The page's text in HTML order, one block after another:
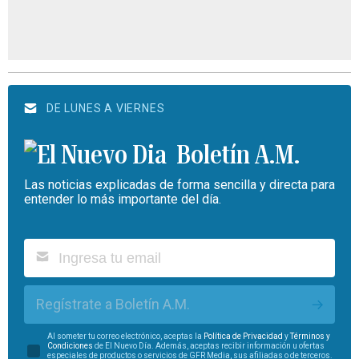
DE LUNES A VIERNES
Boletín A.M.
Las noticias explicadas de forma sencilla y directa para
entender lo más importante del día.
Regístrate a Boletín A.M.
Al someter tu correo electrónico, aceptas la Política de Privacidad yTérminos y
Condiciones de El Nuevo Día. Además, aceptas recibir información u ofertas
especiales de productos o servicios de GFR Media, sus afiliadas o de terceros.